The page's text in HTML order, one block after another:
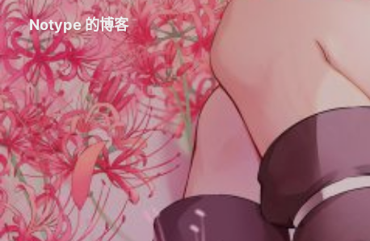
Notype 的博客